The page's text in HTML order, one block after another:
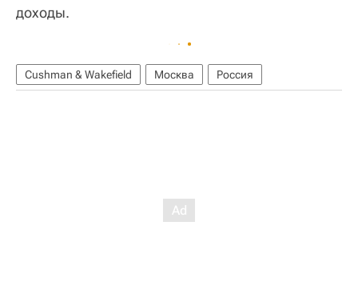
доходы.
Cushman & Wakefield Москва Россия